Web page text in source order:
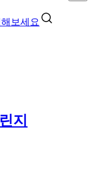
보세요
지